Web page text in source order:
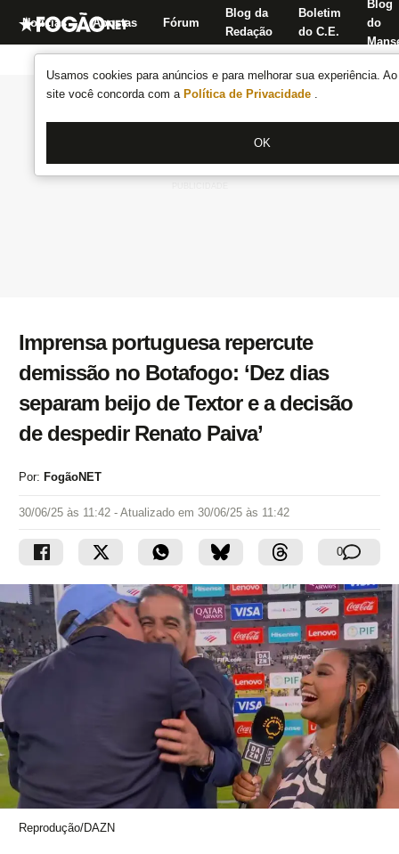
Usamos cookies para anúncios e para melhorar sua experiência.
site você concorda com a Política de Privacidade .
OK
Notícias Apostas Fórum
Blog da
Redação
Boletim
do C.E.
Blog
do
Imprensa portuguesa repercute
demissão no Botafogo: ‘Dez dias
separam beijo de Textor e a decisão
de despedir Renato Paiva’
Por: FogãoNET
30/06/25 às 11:42 - Atualizado em 30/06/25 às 11:42
0
Reprodução/DAZN